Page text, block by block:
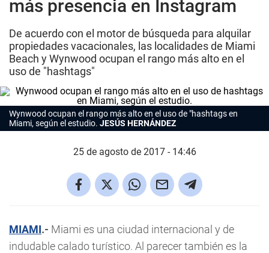
más presencia en Instagram
De acuerdo con el motor de búsqueda para alquilar
propiedades vacacionales, las localidades de Miami
Beach y Wynwood ocupan el rango más alto en el
uso de "hashtags"
Wynwood ocupan el rango más alto en el uso de "hashtags en
Miami, según el estudio. JESÚS HERNÁNDEZ
25 de agosto de 2017 - 14:46
MIAMI.- Miami es una ciudad internacional y de
indudable calado turístico. Al parecer también es la